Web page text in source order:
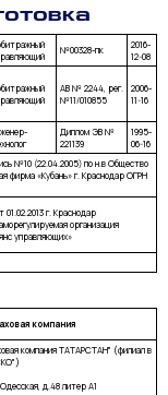
№00328-пк
2016-
12-08
АВ № 2244, рег.
№11/010855
2006-
11-16
Диплом ЭВ №
221139
1995-
06-16
№10 (22.04.2005) по н.в Общество
фирма «Кубань» г. Краснодар ОГРН
г. Краснодар
организация
управляющих»
компания
компания ТАТАРСТАН" (филиал в
д.48 литер А1